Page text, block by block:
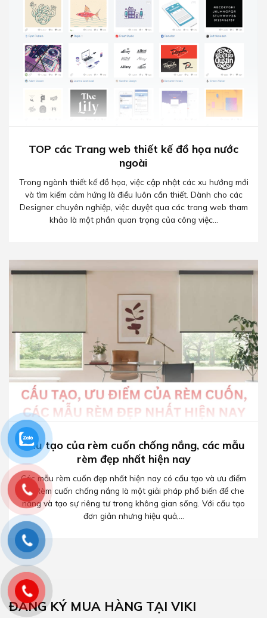
TOP các Trang web thiết kế đồ họa nước
ngoài
Trong ngành thiết kế đồ họa, việc cập nhật các xu hướng mới
và tìm kiếm cảm hứng là điều luôn cần thiết. Dành cho các
Designer chuyên nghiệp, việc duyệt qua các trang web tham
khảo là một phần quan trọng của công việc...
Cấu tạo của rèm cuốn chống nắng, các mẫu
rèm đẹp nhất hiện nay
Các mẫu rèm cuốn đẹp nhất hiện nay có cấu tạo và ưu điểm
gì? Rèm cuốn chống nắng là một giải pháp phổ biến để che
nắng và tạo sự riêng tư trong không gian sống. Với cấu tạo
đơn giản nhưng hiệu quả,...
ĐĂNG KÝ MUA HÀNG TẠI VIKI